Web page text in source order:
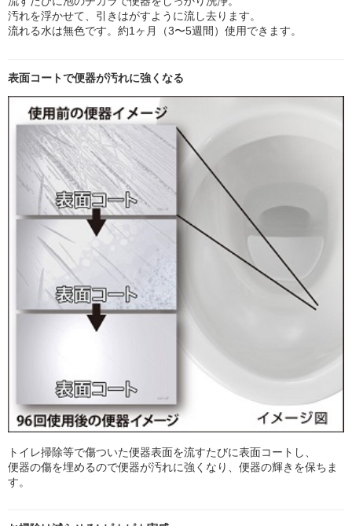
汚れを浮かせて、引きはがすように流し去ります。
流れる水は無色です。約1ヶ月（3〜5週間）使用できます。
表面コートで便器が汚れに強くなる
トイレ掃除等で傷ついた便器表面を流すたびに表面コートし、
便器の傷を埋めるので便器が汚れに強くなり、便器の輝きを保ちま
す。